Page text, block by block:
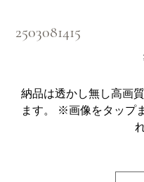
2503081415
納品は透かし無し高画
ます。 ※画像をタップ